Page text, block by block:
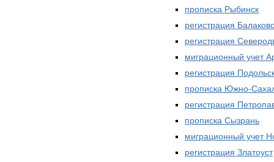
прописка Рыбинск
регистрация
регистрация
миграционный учет
регистрация
прописка Южно-
регистрация
прописка Сызрань
миграционный учет
регистрация Златоуст